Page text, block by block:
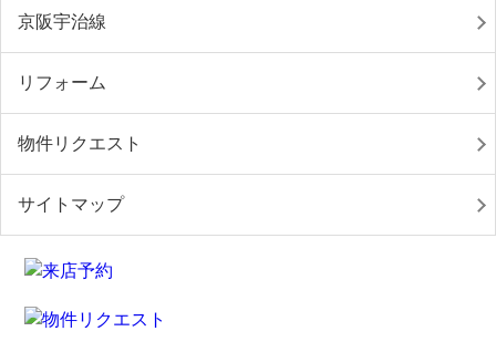
京阪宇治線
リフォーム
物件リクエスト
サイトマップ